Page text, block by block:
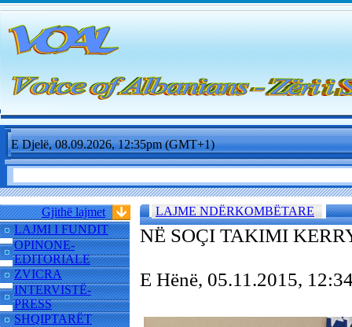
E Djelë, 08.09.2026, 12:35pm (GMT+1)
Gjithë lajmet
LAJMI I FUNDIT
OPINONE-
EDITORIALE
ZVICRA
INTERVISTË-
PRESS
SHQIPTARËT
LAJME NDËRKOMBËTARE
NË SOÇI TAKIMI
E Hënë, 05.11.2015,